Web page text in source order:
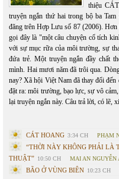
thiệu
truyện ngắn thứ hai trong bộ ba
đăng trên Hợp Lưu số 87 (2006).
gọi đây là "một câu chuyện cổ tích
với sự mục rữa của môi trường, sự
đứa trẻ. Một truyện ngắn đầy chất
mình. Hai mươi năm đã trôi qua.
nay? Xã hội Việt Nam đã thay đổi
đặt ra: môi trường, bạo lực, sự vô
lại truyện ngắn này. Câu trả lời, có lẽ,
CÁT HOANG 3:34 CH PHẠM
“THỜI NÀY KHÔNG PHẢI LÀ
THUẬT” 10:50 CH MAI AN NGUYỄN
BÃO Ở VÙNG BIÊN 10:23 CH